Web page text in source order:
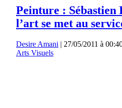
Peinture :
l’art se met au
Desire Amani | 27/05/2011 à
Arts Visuels